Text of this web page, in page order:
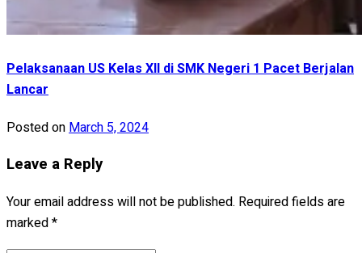
Pelaksanaan US Kelas XII di SMK Negeri 1 Pacet Berjalan
Lancar
Posted onMarch 5, 2024
Leave a Reply
Your email address will not be published. Required fields are
marked*